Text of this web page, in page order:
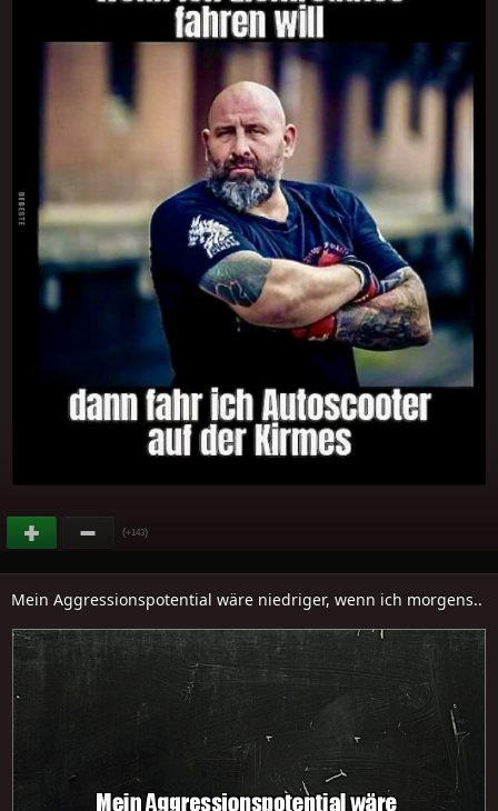
(+143)
Mein Aggressionspotential wäre niedriger, wenn ich morgens..